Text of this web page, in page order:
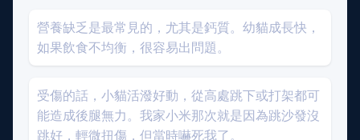
營養缺乏是最常見的，尤其是鈣質。幼貓成長快，
如果飲食不均衡，很容易出問題。
受傷的話，小貓活潑好動，從高處跳下或打架都可
能造成後腿無力。我家小米那次就是因為跳沙發沒
跳好，輕微扭傷，但當時嚇死我了。